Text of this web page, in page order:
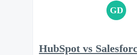
GD
HubSpot vs